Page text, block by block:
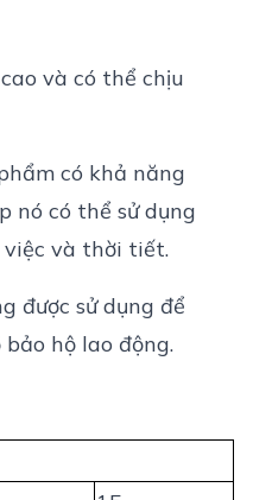
và có thể chịu
có khả năng
nó có thể sử dụng
và thời tiết.
được sử dụng để
hộ lao động.